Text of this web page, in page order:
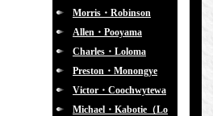
Morris・Robinson
Allen・Pooyama
Charles・Loloma
Preston・Monongye
Victor・Coochwytewa
Michael・Kabotie（Lo